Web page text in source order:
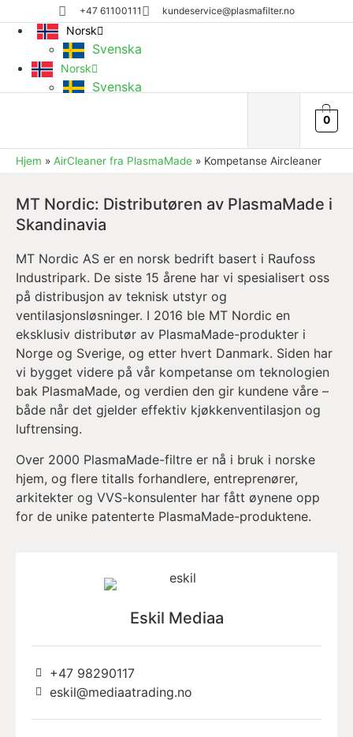
+47 61100111 kundeservice@plasmafilter.no
Norsk
Svenska
Norsk
Svenska
0
Hjem » AirCleaner fra PlasmaMade » Kompetanse Aircleaner
MT Nordic: Distributøren av PlasmaMade i
Skandinavia
MT Nordic AS er en norsk bedrift basert i Raufoss
Industripark. De siste 15 årene har vi spesialisert oss
på distribusjon av teknisk utstyr og
ventilasjonsløsninger. I 2016 ble MT Nordic en
eksklusiv distributør av PlasmaMade-produkter i
Norge og Sverige, og etter hvert Danmark. Siden har
vi bygget videre på vår kompetanse om teknologien
bak PlasmaMade, og verdien den gir kundene våre –
både når det gjelder effektiv kjøkkenventilasjon og
luftrensing.
Over 2000 PlasmaMade-filtre er nå i bruk i norske
hjem, og flere titalls forhandlere, entreprenører,
arkitekter og VVS-konsulenter har fått øynene opp
for de unike patenterte PlasmaMade-produktene.
Eskil Mediaa
+47 98290117
eskil@mediaatrading.no